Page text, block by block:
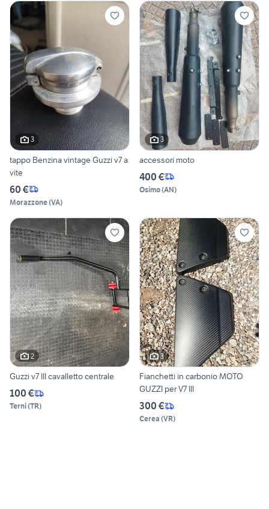
3
tappo Benzina vintage Guzzi v7 a
vite
60 €
Morazzone(VA)
3
accessori moto
400 €
Osimo(AN)
2
Guzzi v7 III cavalletto centrale
100 €
Terni(TR)
3
Fianchetti in carbonio MOTO
GUZZI per V7 III
300 €
Cerea (VR)